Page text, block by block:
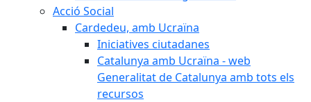
Acció Social
Cardedeu, amb Ucraïna
Iniciatives ciutadanes
Catalunya amb Ucraïna - web
Generalitat de Catalunya amb tots els
recursos